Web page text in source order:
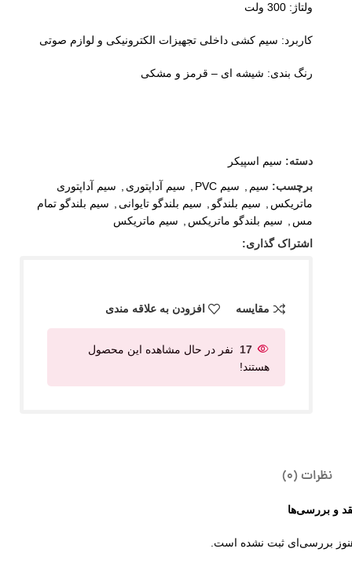
ولتاژ: 300 ولت
کاربرد: سیم کشی داخلی تجهیزات الکترونیکی و لوازم صوتی
رنگ بندی: شیشه ای – قرمز و مشکی
دسته: سیم اسپیکر
برچسب: سیم سیم PVC سیم آداپتوری
سیم آداپتوری
ماتریکس
سیم بلندگو سیم بلندگو تایوانی
سیم بلندگو تمام
مس
سیم بلندگو ماتریکس
سیم ماتریکس
اشتراک گذاری:
مقایسه افزودن به علاقه مندی
17
نفر در حال مشاهده این محصول
هستند!
نظرات (0)
و بررسی‌ها
بررسی‌ای ثبت نشده است.